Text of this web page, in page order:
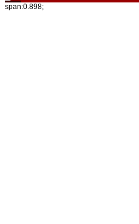
span:0.898;